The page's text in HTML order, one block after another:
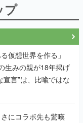
プ
仮想世界を作る」
生みの親が18年掲げ
宣言”は、比喩ではな
にコラボ先も驚嘆